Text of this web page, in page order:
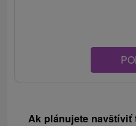
Ak plánujete navštíviť